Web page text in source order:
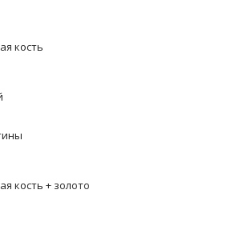
кость
кость + золото